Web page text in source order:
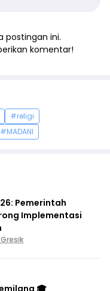
postingan ini.
komentar!
#religi
#MADANI
Pemerintah
Implementasi